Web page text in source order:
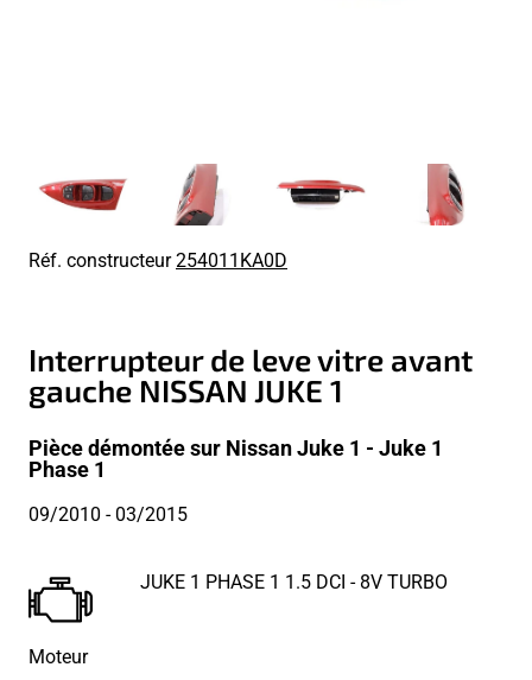
Réf. constructeur254011KA0D
Interrupteur de leve vitre avant
gauche NISSAN JUKE 1
Pièce démontée sur Nissan Juke 1 - Juke 1
Phase 1
09/2010 - 03/2015
Moteur
JUKE 1 PHASE 1 1.5 DCI - 8V TURBO